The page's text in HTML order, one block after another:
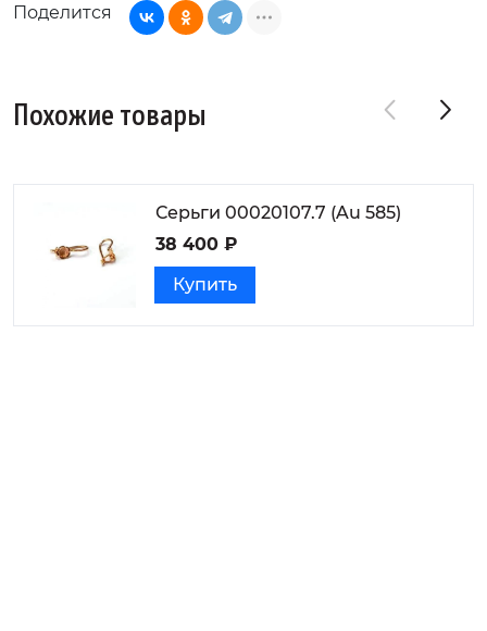
Поделится
Похожие товары
Серьги 00020107.7 (Au 585)
38 400 ₽
Купить